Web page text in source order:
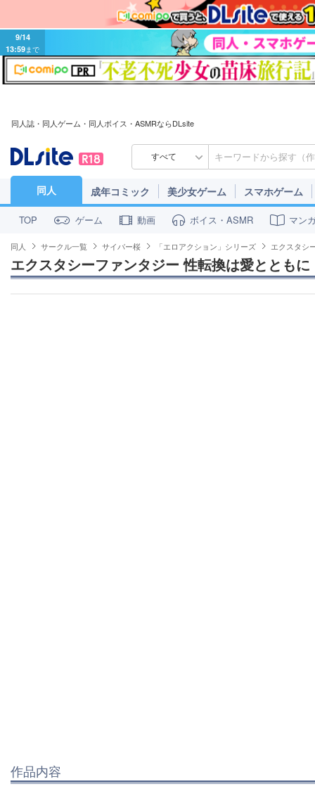
9/14
13:59まで
同人誌・同人ゲーム・同人ボイス・ASMRならDLsite
すべて
同人 成年コミック 美少女ゲーム スマホゲーム
TOP ゲーム 動画 ボイス・ASMR マン
同人 サークル一覧 サイバー桜 「エロアクション」シリーズ エクスタシ
エクスタシーファンタジー 性転換は愛とともに
作品内容